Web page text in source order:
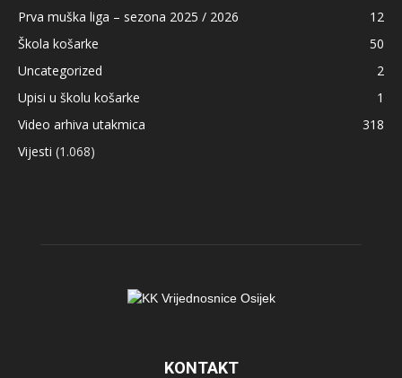
Prva muška liga – sezona 2025 / 2026
12
Škola košarke
50
Uncategorized
2
Upisi u školu košarke
1
Video arhiva utakmica
318
Vijesti (1.068)
KONTAKT